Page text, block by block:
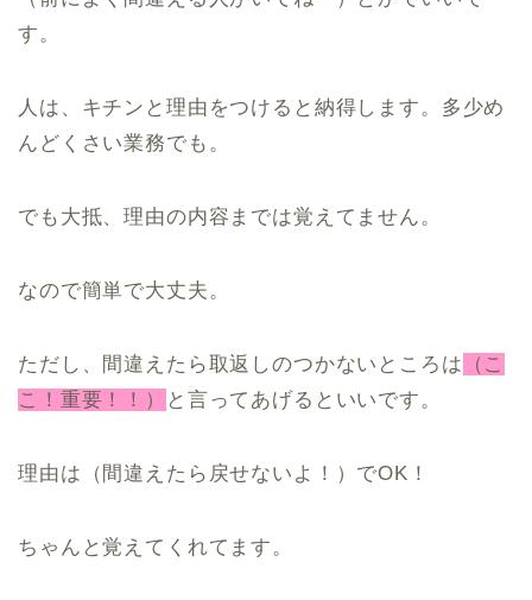
す。
人は、キチンと理由をつけると納得します。多少め
んどくさい業務でも。
でも大抵、理由の内容までは覚えてません。
なので簡単で大丈夫。
ただし、間違えたら取返しのつかないところは （こ
こ！重要！！）
と言ってあげるといいです。
理由は（間違えたら戻せないよ！）でOK！
ちゃんと覚えてくれてます。